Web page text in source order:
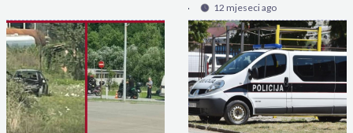
12 mjeseci ago